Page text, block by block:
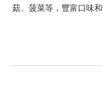
菇、菠菜等，豐富口味